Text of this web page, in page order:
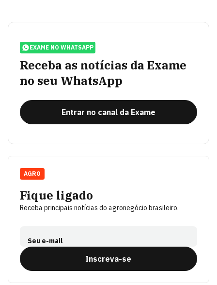
EXAME NO WHATSAPP
Receba as notícias da Exame
no seu WhatsApp
Entrar no canal da Exame
Fique ligado
Receba principais notícias do agronegócio brasileiro.
Seu e-mail
Inscreva-se
AGRO